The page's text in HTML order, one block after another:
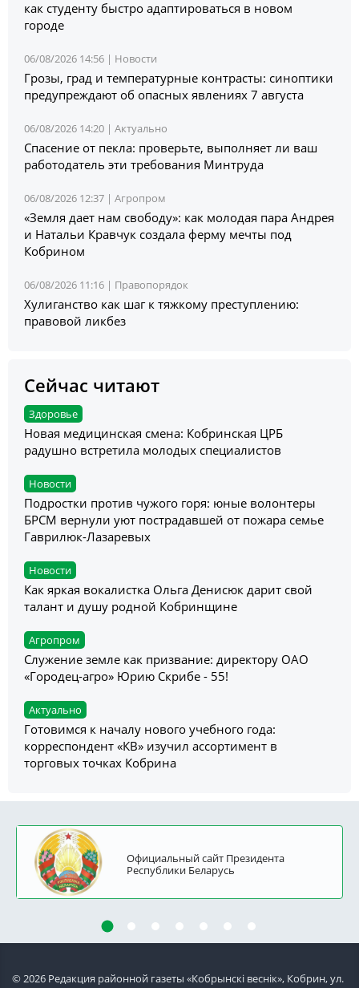
как студенту быстро адаптироваться в новом
городе
06/08/2026 14:56 | Новости
Грозы, град и температурные контрасты: синоптики
предупреждают об опасных явлениях 7 августа
06/08/2026 14:20 | Актуально
Спасение от пекла: проверьте, выполняет ли ваш
работодатель эти требования Минтруда
06/08/2026 12:37 | Агропром
«Земля дает нам свободу»: как молодая пара Андрея
и Натальи Кравчук создала ферму мечты под
Кобрином
06/08/2026 11:16 | Правопорядок
Хулиганство как шаг к тяжкому преступлению:
правовой ликбез
Сейчас читают
Здоровье
Новая медицинская смена: Кобринская ЦРБ
радушно встретила молодых специалистов
Новости
Подростки против чужого горя: юные волонтеры
БРСМ вернули уют пострадавшей от пожара семье
Гаврилюк-Лазаревых
Новости
Как яркая вокалистка Ольга Денисюк дарит свой
талант и душу родной Кобринщине
Агропром
Служение земле как призвание: директору ОАО
«Городец-агро» Юрию Скрибе - 55!
Актуально
Готовимся к началу нового учебного года:
корреспондент «КВ» изучил ассортимент в
торговых точках Кобрина
Официальный сайт Президента
Республики Беларусь
© 2026 Редакция районной газеты «Кобрынскi веснiк», Кобрин, ул.